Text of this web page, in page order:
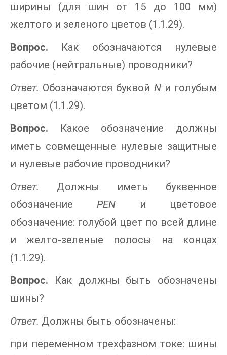
ширины (для шин от 15 до 100 мм)
желтого и зеленого цветов (1.1.29).
Вопрос. Как обозначаются нулевые
рабочие (нейтральные) проводники?
Ответ. Обозначаются буквой Nи голубым
цветом (1.1.29).
Вопрос. Какое обозначение должны
иметь совмещенные нулевые защитные
и нулевые рабочие проводники?
Ответ. Должны иметь буквенное
обозначениеPEN и цветовое
обозначение: голубой цвет по всей длине
и желто-зеленые полосы на концах
(1.1.29).
Вопрос. Как должны быть обозначены
шины?
Ответ. Должны быть обозначены:
при переменном трехфазном токе: шины